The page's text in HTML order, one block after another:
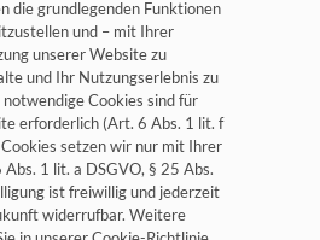
Impressum
Datenschutz
Geschäftsbedingungen
Einstellungen
die grundlegenden Funktionen
und – mit Ihrer
unserer Website zu
und Ihr Nutzungserlebnis zu
Cookies sind für
erforderlich (Art. 6 Abs. 1 lit. f
setzen wir nur mit Ihrer
1 lit. a DSGVO, § 25 Abs.
ist freiwillig und jederzeit
widerrufbar. Weitere